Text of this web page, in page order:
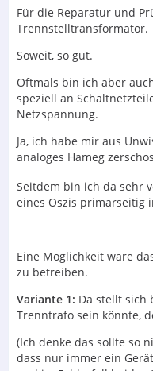
Für die Reparatur und
Trennstelltransformator.
Soweit, so gut.
Oftmals bin ich aber
speziell an
Netzspannung.
Ja, ich habe mir aus
analoges Hameg
Seitdem bin ich da sehr
eines Oszis primärseitig
Eine Möglichkeit wäre
zu betreiben.
Variante 1: Da stellt sich
Trenntrafo sein könnte,
(Ich denke das sollte so
dass nur immer ein